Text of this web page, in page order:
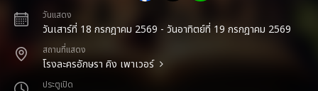
วันแสดง
วันเสาร์ที่ 18 กรกฎาคม 2569 - วันอาทิตย์ที่ 19 กรกฎาคม 2569
สถานที่แสดง
โรงละครอักษรา คิง เพาเวอร์
ประตูเปิด